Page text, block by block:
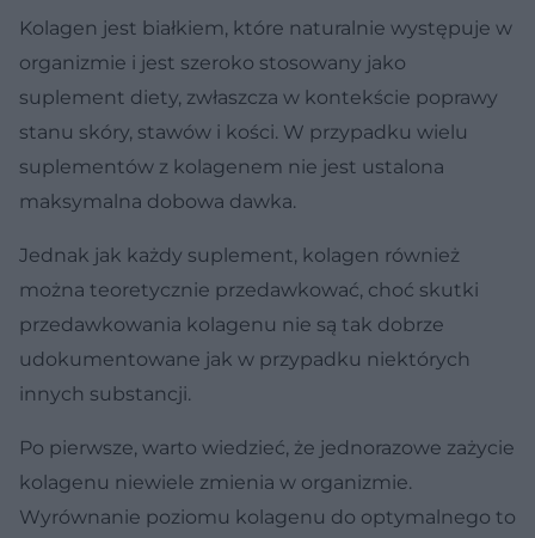
Kolagen jest białkiem, które naturalnie występuje w
organizmie i jest szeroko stosowany jako
suplement diety, zwłaszcza w kontekście poprawy
stanu skóry, stawów i kości. W przypadku wielu
suplementów z kolagenem nie jest ustalona
maksymalna dobowa dawka.
Jednak jak każdy suplement, kolagen również
można teoretycznie przedawkować, choć skutki
przedawkowania kolagenu nie są tak dobrze
udokumentowane jak w przypadku niektórych
innych substancji.
Po pierwsze, warto wiedzieć, że jednorazowe zażycie
kolagenu niewiele zmienia w organizmie.
Wyrównanie poziomu kolagenu do optymalnego to